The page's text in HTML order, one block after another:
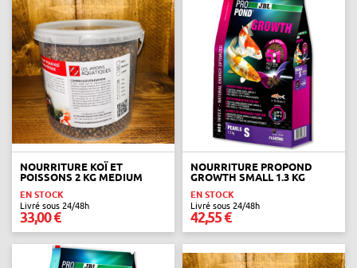
NOURRITURE KOÏ ET
POISSONS 2 KG MEDIUM
EN STOCK
Livré sous 24/48h
33,00 €
NOURRITURE PROPOND
GROWTH SMALL 1.3 KG
EN STOCK
Livré sous 24/48h
42,55 €